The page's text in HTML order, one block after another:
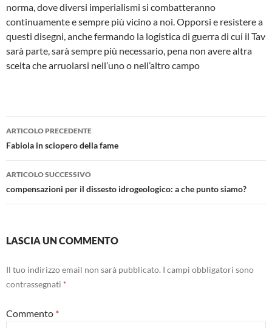
norma, dove diversi imperialismi si combatteranno
continuamente e sempre più vicino a noi. Opporsi e resistere a
questi disegni, anche fermando la logistica di guerra di cui il Tav
sarà parte, sarà sempre più necessario, pena non avere altra
scelta che arruolarsi nell’uno o nell’altro campo
Navigazione
articolo
ARTICOLO PRECEDENTE
Fabiola in sciopero della fame
ARTICOLO SUCCESSIVO
compensazioni per il dissesto idrogeologico: a che punto siamo?
LASCIA UN COMMENTO
Il tuo indirizzo email non sarà pubblicato. I campi obbligatori sono
contrassegnati *
Commento *